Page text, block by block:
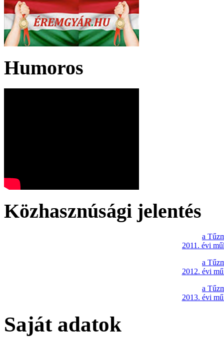
Humoros
Közhasznúsági jelentés
a
2011. évi
a
2012. évi
a
2013. évi
Saját adatok